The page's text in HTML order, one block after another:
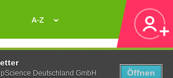
Deutschland GmbH
Öffnen
A-Z